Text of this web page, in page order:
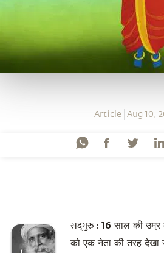
Article Aug 10,
सद्‌गुरु : 16 साल की
को एक नेता की तरह देखा